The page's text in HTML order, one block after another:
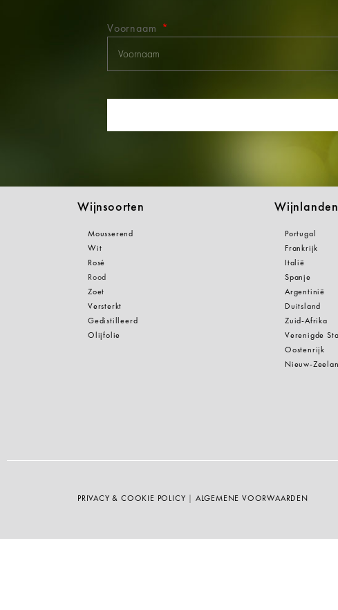
Voornaam
Wijnsoorten
Mousserend
Wit
Rosé
Rood
Zoet
Versterkt
Gedistilleerd
Olijfolie
Wijnlanden
Portugal
Frankrijk
Italië
Spanje
Argentinië
Duitsland
Zuid-Afrika
Verenigde
Oostenrijk
Nieuw-
PRIVACY & COOKIE POLICY | ALGEMENE VOORWAARDEN